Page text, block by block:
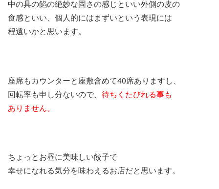
中の具の餡の絶妙な固さの感じといい外側の皮の
食感といい、個人的にはまずいという表現には
程遠いかと思います。
座席もカウンターと座敷含めて40席ありますし、
回転率も申し分ないので、 待ちくたびれる事も
ありません。
ちょっとお昼に美味しい餃子で
幸せになれる気分を味わえるお店だと思います。